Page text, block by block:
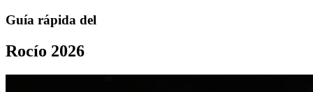
Guía rápida del
Rocío 2026